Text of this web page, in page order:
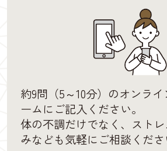
約9問（5～10分）のオンラ
ームにご記入ください。
体の不調だけでなく、スト
みなども気軽にご相談くださ